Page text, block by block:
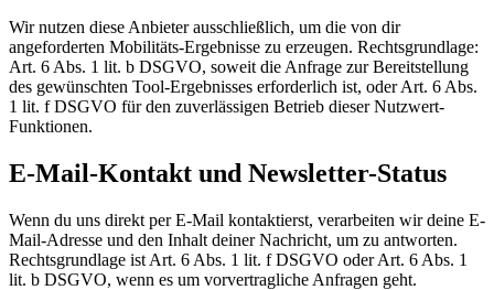
Wir nutzen diese Anbieter ausschließlich, um die von dir
angeforderten Mobilitäts-Ergebnisse zu erzeugen. Rechtsgrundlage:
Art. 6 Abs. 1 lit. b DSGVO, soweit die Anfrage zur Bereitstellung
des gewünschten Tool-Ergebnisses erforderlich ist, oder Art. 6 Abs.
1 lit. f DSGVO für den zuverlässigen Betrieb dieser Nutzwert-
Funktionen.
E-Mail-Kontakt und Newsletter-Status
Wenn du uns direkt per E-Mail kontaktierst, verarbeiten wir deine E-
Mail-Adresse und den Inhalt deiner Nachricht, um zu antworten.
Rechtsgrundlage ist Art. 6 Abs. 1 lit. f DSGVO oder Art. 6 Abs. 1
lit. b DSGVO, wenn es um vorvertragliche Anfragen geht.